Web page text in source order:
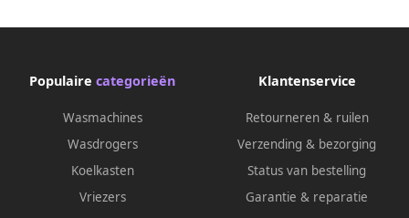
stil Home connect
Populaire categorieën
Wasmachines
Wasdrogers
Koelkasten
Vriezers
Klantenservice
Retourneren & ruilen
Verzending & bezorging
Status van bestelling
Garantie & reparatie